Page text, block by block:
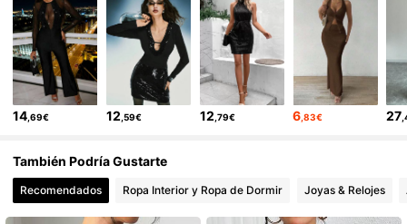
4,83 167K Seguidores
4,83 167K Seguidores
4,83 167K Seguidores
14 ,69€ 12 ,59€ 12 ,79€ 6 ,83€ 27
También Podría Gustarte
Recomendados Ropa Interior y Ropa de Dormir Joyas & Relojes